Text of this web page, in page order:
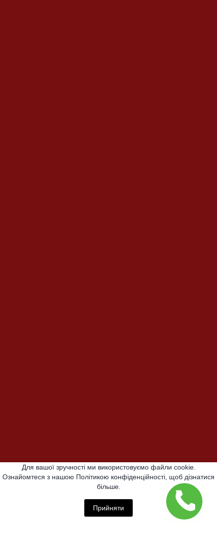
Для вашої зручності ми використовуємо файли cookie.
Ознайомтеся з нашою Політикою конфіденційності, щоб дізнатися
більше.
Прийняти